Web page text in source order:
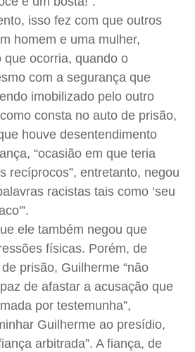
isso fez com que outros
homem e uma mulher,
que ocorria, quando o
com a segurança que
imobilizado pelo outro
consta no auto de prisão,
houve desentendimento
“ocasião em que teria
recíprocos”, entretanto, negou
racistas tais como ‘seu
ele também negou que
físicas. Porém, de
prisão, Guilherme “não
de afastar a acusação que
por testemunha”,
Guilherme ao presídio,
arbitrada”. A fiança, de